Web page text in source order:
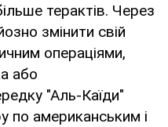
терактів. Через
змінити свій
операціями,
або
"Аль-Каїди"
по американським і